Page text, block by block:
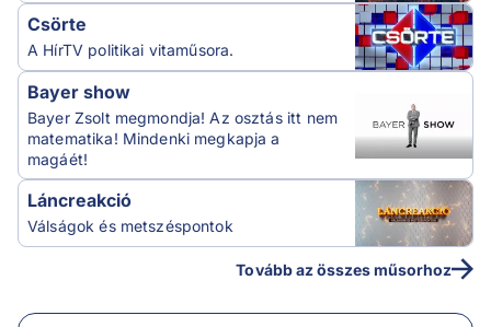
Csörte
A HírTV politikai vitaműsora.
Bayer show
Bayer Zsolt megmondja! Az osztás itt nem
matematika! Mindenki megkapja a
magáét!
Láncreakció
Válságok és metszéspontok
Tovább az összes műsorhoz